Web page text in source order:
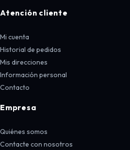
Atención cliente
Mi cuenta
Historial de pedidos
Mis direcciones
Información personal
Contacto
Empresa
Quiénes somos
Contacte con nosotros